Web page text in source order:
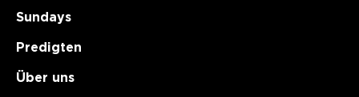
Sundays
Predigten
Über uns